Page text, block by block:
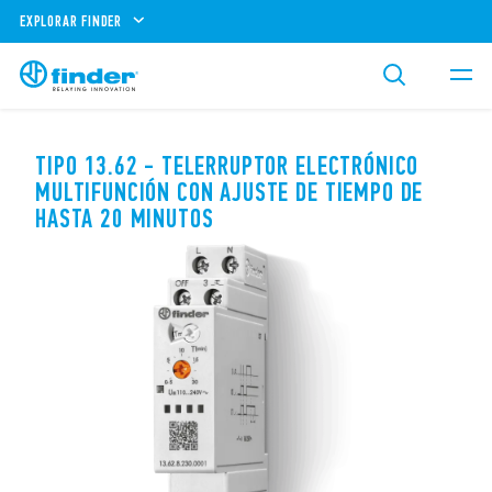
EXPLORAR FINDER
TIPO 13.62 - TELERRUPTOR ELECTRÓNICO
MULTIFUNCIÓN CON AJUSTE DE TIEMPO DE
HASTA 20 MINUTOS